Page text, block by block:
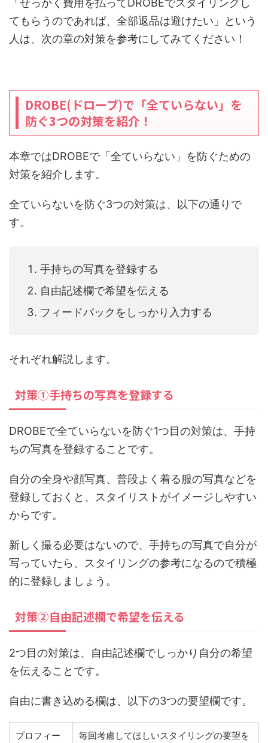
「せっかく費用を払ってDROBEでスタイリングし
てもらうのであれば、全部返品は避けたい」という
人は、次の章の対策を参考にしてみてください！
DROBE(ドローブ)で「全ていらない」を
防ぐ3つの対策を紹介！
本章ではDROBEで「全ていらない」を防ぐための
対策を紹介します。
全ていらないを防ぐ3つの対策は、以下の通りで
す。
手持ちの写真を登録する
自由記述欄で希望を伝える
フィードバックをしっかり入力する
それぞれ解説します。
対策①手持ちの写真を登録する
DROBEで全ていらないを防ぐ1つ目の対策は、手持
ちの写真を登録することです。
自分の全身や顔写真、普段よく着る服の写真などを
登録しておくと、スタイリストがイメージしやすい
からです。
新しく撮る必要はないので、手持ちの写真で自分が
写っていたら、スタイリングの参考になるので積極
的に登録しましょう。
対策②自由記述欄で希望を伝える
2つ目の対策は、自由記述欄でしっかり自分の希望
を伝えることです。
自由に書き込める欄は、以下の3つの要望欄です。
プロフィー
毎回考慮してほしいスタイリングの要望を